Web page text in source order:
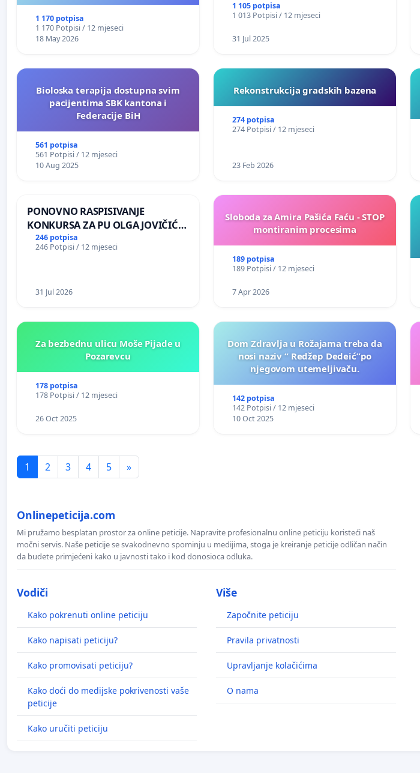
1 170 potpisa
1 170 Potpisi / 12 mjeseci
18 May 2026
1 105 potpisa
1 013 Potpisi / 12 mjeseci
31 Jul 2025
Bioloska terapija dostupna svim
pacijentima SBK kantona i
Federacije BiH
561 potpisa
561 Potpisi / 12 mjeseci
10 Aug 2025
Rekonstrukcija gradskih bazena
274 potpisa
274 Potpisi / 12 mjeseci
23 Feb 2026
PONOVNO RASPISIVANJE
KONKURSA ZA PU OLGA JOVIČIĆ
RITA KRALJEVO
246 potpisa
246 Potpisi / 12 mjeseci
31 Jul 2026
Sloboda za Amira Pašića Faću - STOP
montiranim procesima
189 potpisa
189 Potpisi / 12 mjeseci
7 Apr 2026
Za bezbednu ulicu Moše Pijade u
Pozarevcu
178 potpisa
178 Potpisi / 12 mjeseci
26 Oct 2025
Dom Zdravlja u Rožajama treba da
nosi naziv “ Redžep Dedeić”po
njegovom utemeljivaču.
142 potpisa
142 Potpisi / 12 mjeseci
10 Oct 2025
1 2 3 4 5 »
Onlinepeticija.com
Mi pružamo besplatan prostor za online peticije. Napravite profesionalnu online peticiju koristeći naš
močni servis. Naše peticije se svakodnevno spominju u medijima, stoga je kreiranje peticije odličan način
da budete primjećeni kako u javnosti tako i kod donosioca odluka.
Vodiči
Kako pokrenuti online peticiju
Kako napisati peticiju?
Kako promovisati peticiju?
Kako doći do medijske pokrivenosti vaše
peticije
Kako uručiti peticiju
Više
Započnite peticiju
Pravila privatnosti
Upravljanje kolačićima
O nama